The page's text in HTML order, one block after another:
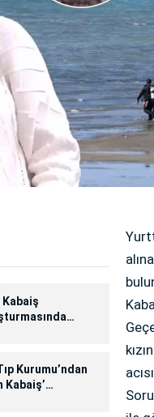
Kabaiş
görüldü
Kurumu’ndan
Kabaiş’